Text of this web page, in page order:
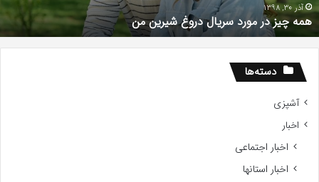
آذر 30, 1398
همه چیز در مورد سریال دروغ شیرین من
دسته‌ها
آشپزی
اخبار
اخبار اجتماعی
اخبار استانها